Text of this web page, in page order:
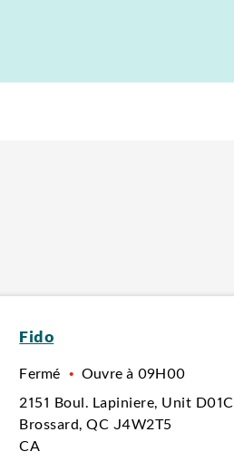
Fido
Fermé • Ouvre à 09H00
2151 Boul. Lapiniere, Unit D01C
Brossard, QC J4W2T5
CA